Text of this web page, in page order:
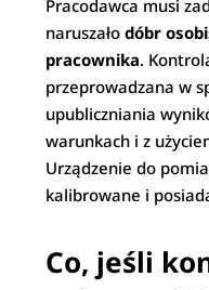
Pracodawca musi
naruszałodóbr
pracownika.
przeprowadzana w
upubliczniania
warunkach i z
Urządzenie do
kalibrowane i
Co, jeśli